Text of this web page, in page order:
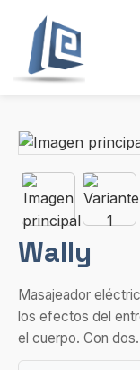
Wally
Masajeador
los efectos del
el cuerpo. Con